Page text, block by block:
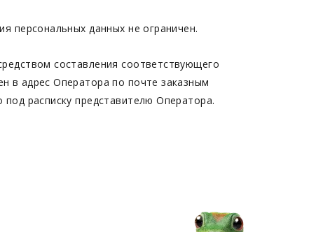
персональных данных не ограничен.
составления соответствующего
в адрес Оператора по почте заказным
расписку представителю Оператора.